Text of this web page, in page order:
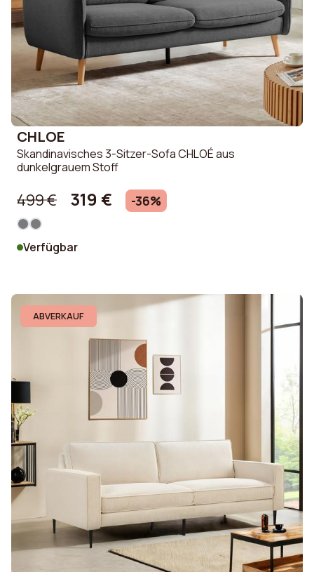
CHLOE
Skandinavisches 3-Sitzer-Sofa CHLOÉ aus
dunkelgrauem Stoff
499 € 319 € -36%
Verfügbar
ABVERKAUF